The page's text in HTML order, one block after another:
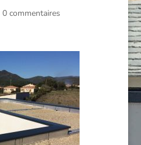
0 commentaires